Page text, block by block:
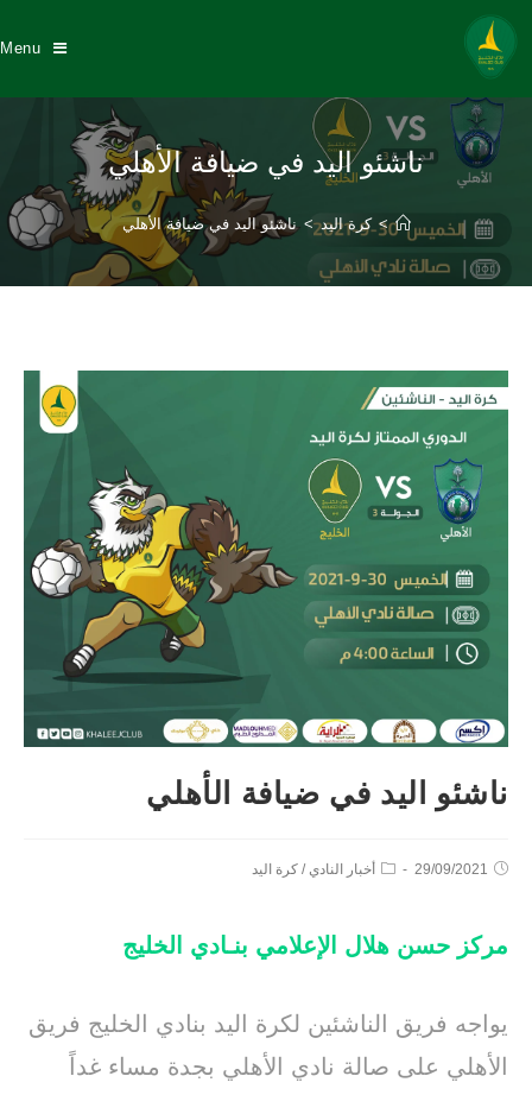
Menu
ناشئو اليد في ضيافة الأهلي
> كرة اليد > ناشئو اليد في ضيافة الأهلي
ناشئو اليد في ضيافة الأهلي
29/09/2021 أخبار النادي / كرة اليد
مركز حسن هلال الإعلامي بنـادي الخليج
يواجه فريق الناشئين لكرة اليد بنادي الخليج فريق
الأهلي على صالة نادي الأهلي بجدة مساء غداً